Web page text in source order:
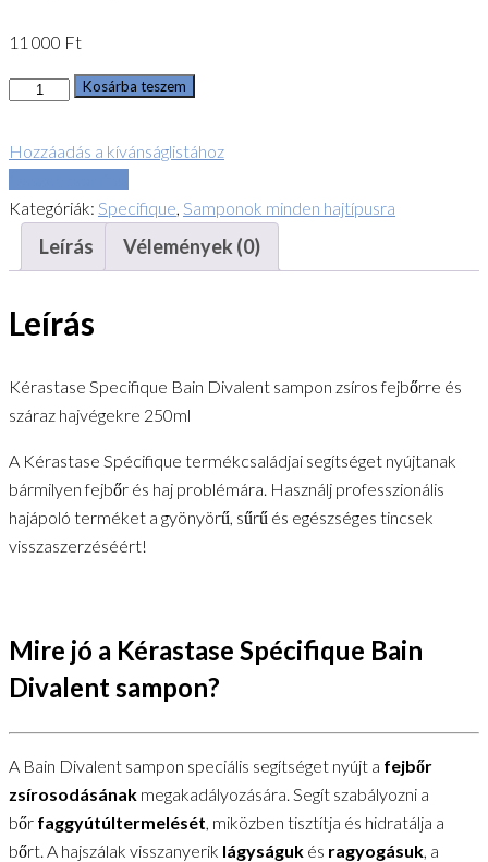
11 000 Ft
Kérastase
Bain
Divalent
sampon
zsíros
fejbőrre
száraz
hajvégekre
mennyiség
Kosárba teszem
Hozzáadás a kívánságlistához
Kategóriák: Specifique, Samponok minden hajtípusra
Leírás Vélemények (0)
Leírás
Kérastase Specifique Bain Divalent sampon zsíros fejbőrre és
száraz hajvégekre 250ml
A Kérastase Spécifique termékcsaládjai segítséget nyújtanak
bármilyen fejbőr és haj problémára. Használj professzionális
hajápoló terméket a gyönyörű, sűrű és egészséges tincsek
visszaszerzéséért!
Mire jó a Kérastase Spécifique Bain
Divalent sampon?
A Bain Divalent sampon speciális segítséget nyújt a fejbőr
zsírosodásának megakadályozására. Segít szabályozni a
bőr faggyútúltermelését, miközben tisztítja és hidratálja a
bőrt. A hajszálak visszanyerik lágyságuk és ragyogásuk, a